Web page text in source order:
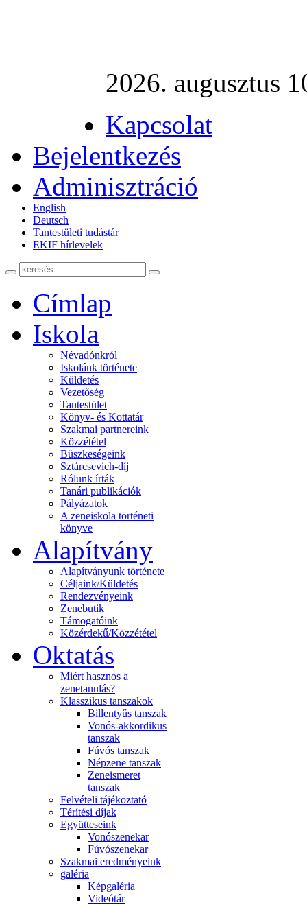
2026. augusztus
Kapcsolat
Bejelentkezés
Adminisztráció
English
Deutsch
Tantestületi tudástár
EKIF hírlevelek
Címlap
Iskola
Névadónkról
Iskolánk története
Küldetés
Vezetőség
Tantestület
Könyv- és Kottatár
Szakmai partnereink
Közzététel
Büszkeségeink
Sztárcsevich-díj
Rólunk írták
Tanári publikációk
Pályázatok
A zeneiskola történeti
könyve
Alapítvány
Alapítványunk története
Céljaink/Küldetés
Rendezvényeink
Zenebutik
Támogatóink
Közérdekű/Közzététel
Oktatás
Miért hasznos a
zenetanulás?
Klasszikus tanszakok
Billentyűs tanszak
Vonós-akkordikus
tanszak
Fúvós tanszak
Népzene tanszak
Zeneismeret
tanszak
Felvételi tájékoztató
Térítési díjak
Együtteseink
Vonószenekar
Fúvószenekar
Szakmai eredményeink
galéria
Képgaléria
Videótár